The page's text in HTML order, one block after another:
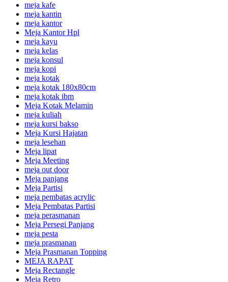
meja kafe
meja kantin
meja kantor
Meja Kantor Hpl
meja kayu
meja kelas
meja konsul
meja kopi
meja kotak
meja kotak 180x80cm
meja kotak ibm
Meja Kotak Melamin
meja kuliah
meja kursi bakso
Meja Kursi Hajatan
meja lesehan
Meja lipat
Meja Meeting
meja out door
Meja panjang
Meja Partisi
meja pembatas acrylic
Meja Pembatas Partisi
meja perasmanan
Meja Persegi Panjang
meja pesta
meja prasmanan
Meja Prasmanan Topping
MEJA RAPAT
Meja Rectangle
Meja Retro